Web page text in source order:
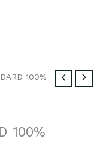
100%
100%